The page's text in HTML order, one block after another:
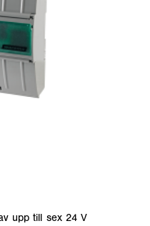
upp till sex 24 V